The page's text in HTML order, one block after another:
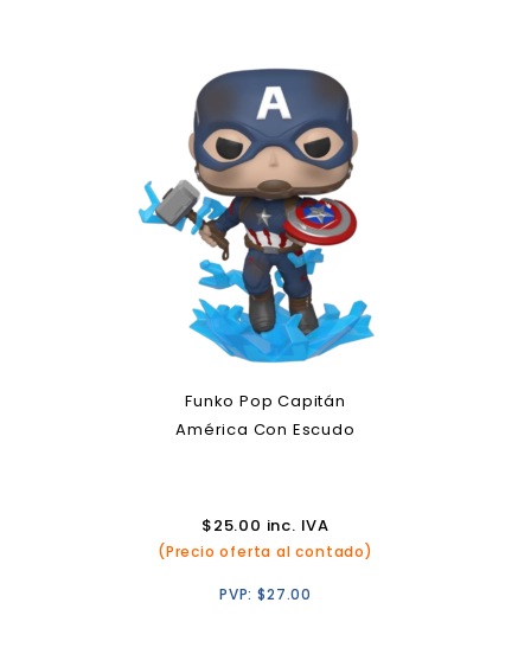
Funko Pop Capitán
América Con Escudo
$25.00 inc. IVA
(Precio oferta al contado)
PVP:$27.00